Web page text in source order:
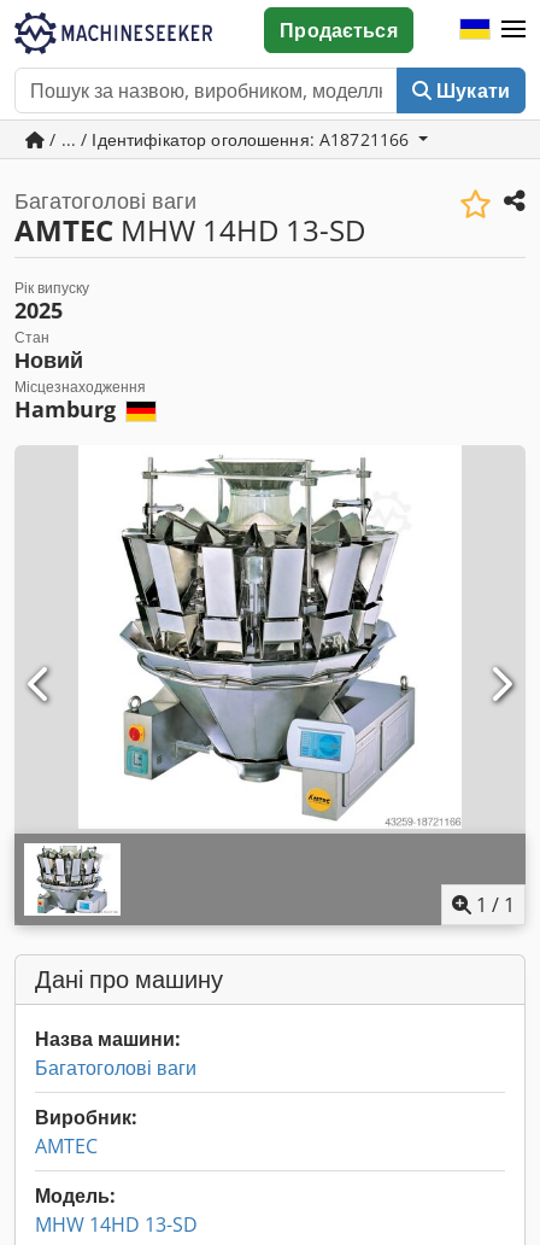
Шукати
Продається
/ ... / Ідентифікатор оголошення: A18721166
Багатоголові ваги
AMTEC MHW 14HD 13-SD
Рік випуску
2025
Стан
Новий
Місцезнаходження
Hamburg
1 / 1
Дані про машину
Назва машини:
Багатоголові ваги
Виробник:
AMTEC
Модель:
MHW 14HD 13-SD